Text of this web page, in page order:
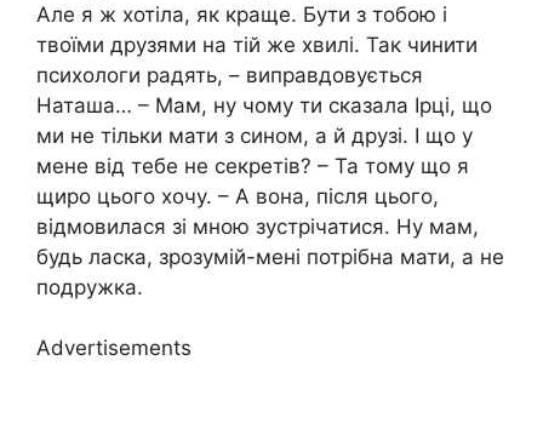
Але я ж хотіла, як краще. Бути з тобою і
твоїми друзями на тій же хвилі. Так чинити
психологи радять, – виправдовується
Наташа… – Мам, ну чому ти сказала Ірці, що
ми не тільки мати з сином, а й друзі. І що у
мене від тебе не секретів? – Та тому що я
щиро цього хочу. – А вона, після цього,
відмовилася зі мною зустрічатися. Ну мам,
будь ласка, зрозумій-мені потрібна мати, а не
подружка.
Advertisements